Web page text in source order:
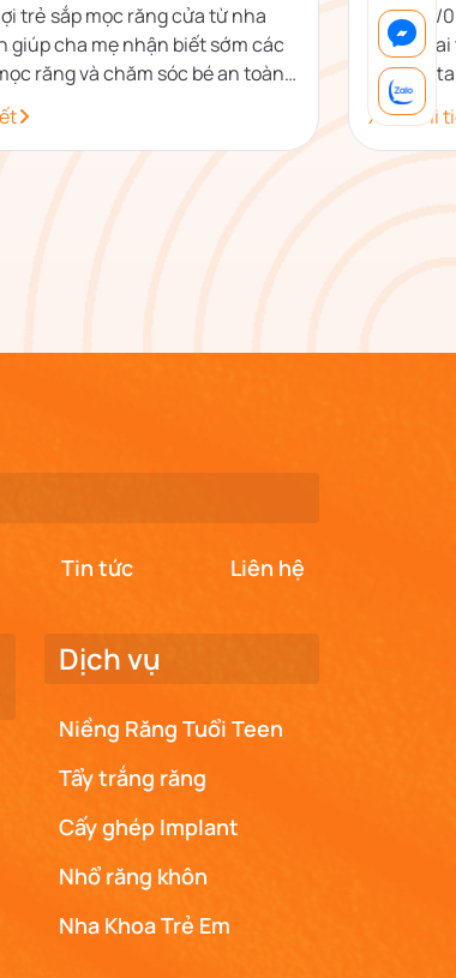
trẻ sắp mọc răng cửa từ nha
giúp cha mẹ nhận biết sớm các
răng và chăm sóc bé an toàn
chuyên môn.
Ngày
thức
chuẩn
đến trải
và hiệu
Xem chi
Tin tức Liên hệ
Dịch vụ
Niềng Răng Tuổi Teen
Tẩy trắng răng
Cấy ghép Implant
Nhổ răng khôn
Nha Khoa Trẻ Em